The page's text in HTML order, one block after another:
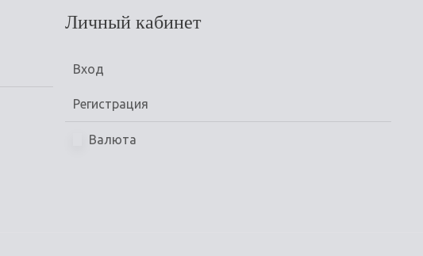
Личный кабинет
Вход
Регистрация
Валюта